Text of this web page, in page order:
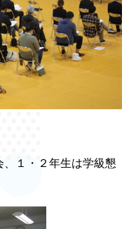
１・２年生は学級懇